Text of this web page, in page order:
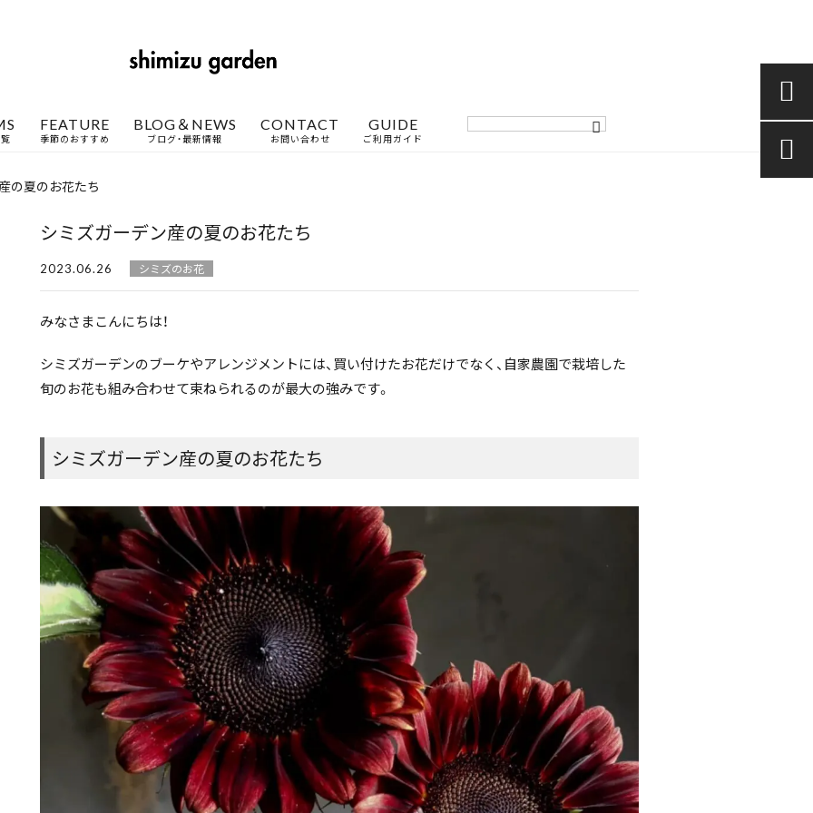
FEATURE
季節のおすすめ
BLOG＆NEWS
ブログ・最新情報
CONTACT
お問い合わせ
GUIDE
ご利用ガイド
の夏のお花たち
シミズガーデン産の夏のお花たち
2023.06.26 シミズのお花
みなさまこんにちは！
シミズガーデンのブーケやアレンジメントには、買い付けたお花だけでなく、自家農園で栽培した
旬のお花も組み合わせて束ねられるのが最大の強みです。
シミズガーデン産の夏のお花たち

